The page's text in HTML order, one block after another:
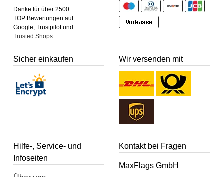
Danke für über 2500
TOP Bewertungen auf
Google, Trustpilot und
Trusted Shops.
Sicher einkaufen Wir versenden mit
Hilfe-, Service- und
Infoseiten
Kontakt bei Fragen
MaxFlags GmbH